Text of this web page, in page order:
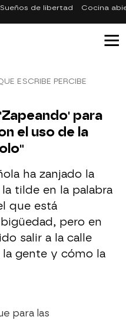
Sueños de libertad Cocina
ESCRIBE PERCIBE
para
el uso de la
ha zanjado la
tilde en la palabra
que está
pero en
salir a la calle
gente y cómo la
para las